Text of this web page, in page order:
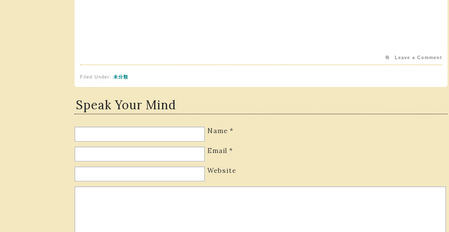
Filed Under: 未分類
Leave a Comment
Speak Your Mind
Name *
Email *
Website